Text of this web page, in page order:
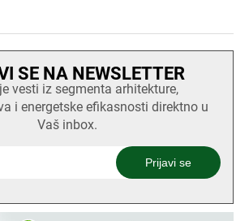
SE NA NEWSLETTER
vesti iz segmenta arhitekture,
i energetske efikasnosti direktno u
Vaš inbox.